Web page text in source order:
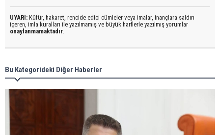
UYARI: Küfür, hakaret, rencide edici cümleler veya imalar, inançlara saldırı
içeren, imla kuralları ile yazılmamış ve büyük harflerle yazılmış yorumlar
onaylanmamaktadır.
Bu Kategorideki Diğer Haberler